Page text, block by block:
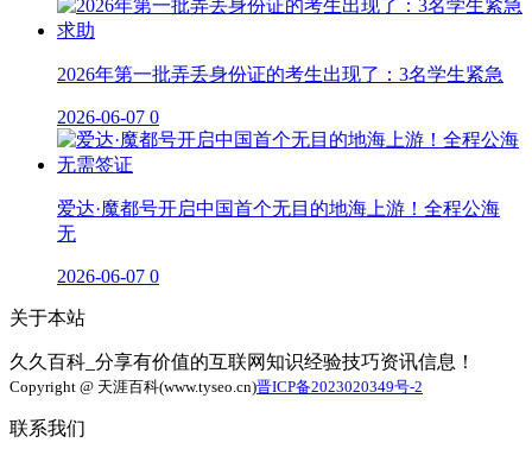
2026年第一批弄丢身份证的考生出现了：3名学生紧急
2026-06-07 0
爱达·魔都号开启中国首个无目的地海上游！全程公海
无
2026-06-07 0
关于本站
久久百科_分享有价值的互联网知识经验技巧资讯信息！
Copyright @ 天涯百科(www.tyseo.cn)晋ICP备2023020349号-2
联系我们